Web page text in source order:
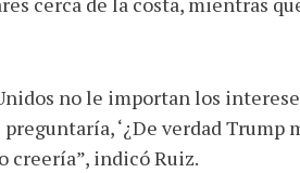
no le importan los
preguntaría, ‘¿De verdad
creería”, indicó Ruiz.